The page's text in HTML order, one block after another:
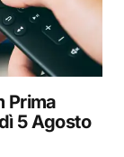
Prima
5 Agosto